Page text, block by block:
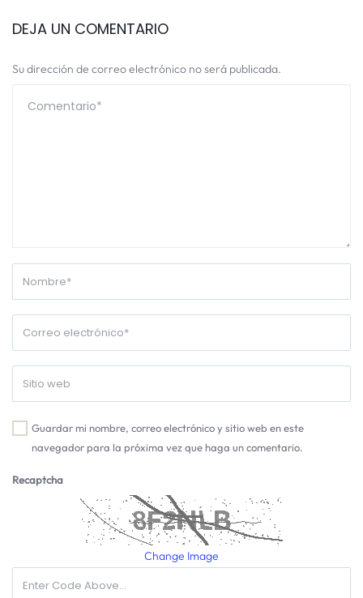
DEJA UN COMENTARIO
Su dirección de correo electrónico no será publicada.
Guardar mi nombre, correo electrónico y sitio web en este
navegador para la próxima vez que haga un comentario.
Recaptcha
Change Image